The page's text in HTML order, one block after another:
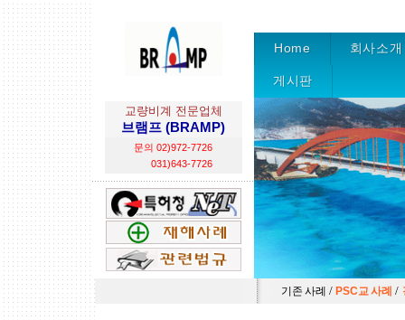
Home 회사소개
게시판
교량비계 전문업체
브램프 (BRAMP)
문의 02)972-7726
031)643-7726
기존 사례 /PSC교 사례 /